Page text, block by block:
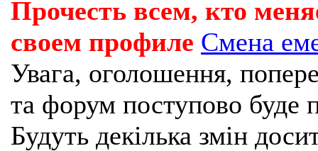
Прочесть всем, кто
своем профиле Смена
Увага, оголошення,
та форум поступово буде
Будуть декілька змін